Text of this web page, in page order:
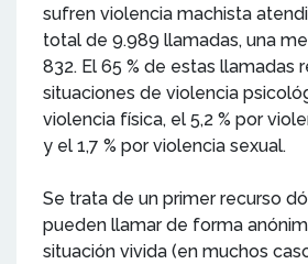
sufren violencia machista
total de 9.989 llamadas, una
832. El 65 % de estas llamadas
situaciones de violencia
violencia física, el 5,2 % por
y el 1,7 % por violencia sexual.
Se trata de un primer recurso
pueden llamar de forma
situación vivida (en muchos